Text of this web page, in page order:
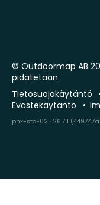
© Outdoormap AB
pidätetään
Tietosuojakäytäntö
Evästekäytäntö
phx-sto-02 · 26.7.1